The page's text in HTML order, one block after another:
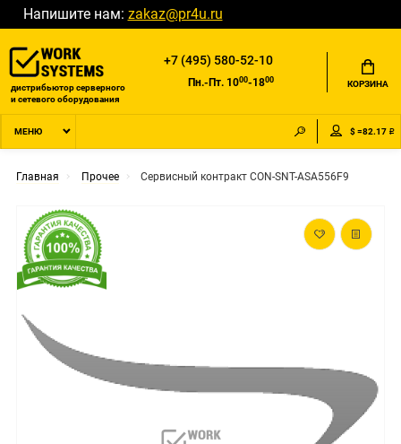
Напишите нам: zakaz@pr4u.ru
дистрибьютор серверного
и сетевого оборудования
+7 (495) 580-52-10
Пн.-Пт. 1000-1800 КОРЗИНА
МЕНЮ $ =82.17 ₽
Главная Прочее Сервисный контракт CON-SNT-ASA556F9